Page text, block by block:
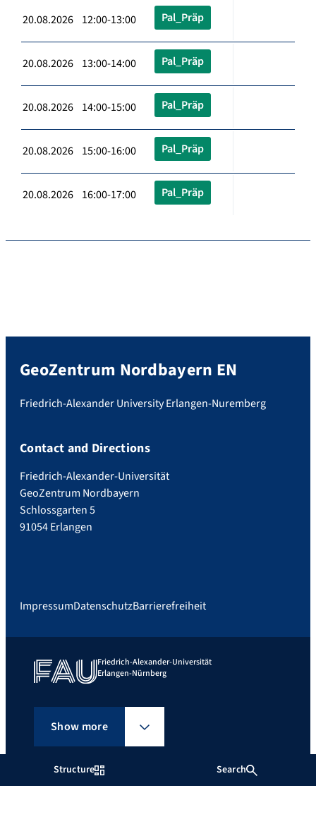
Structure Search
20.08.2026 12:00-13:00 Pal_Präp
20.08.2026 13:00-14:00 Pal_Präp
20.08.2026 14:00-15:00 Pal_Präp
20.08.2026 15:00-16:00 Pal_Präp
20.08.2026 16:00-17:00 Pal_Präp
GeoZentrum Nordbayern EN
Friedrich-Alexander University Erlangen-Nuremberg
Contact and Directions
Friedrich-Alexander-Universität
GeoZentrum Nordbayern
Schlossgarten 5
91054 Erlangen
ImpressumDatenschutzBarrierefreiheit
Friedrich-Alexander-Universität
Erlangen-Nürnberg
Show more